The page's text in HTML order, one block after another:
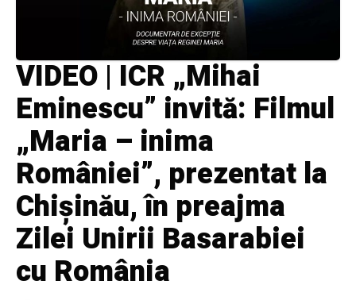
VIDEO | ICR „Mihai
Eminescu” invită: Filmul
„Maria – inima
României”, prezentat la
Chișinău, în preajma
Zilei Unirii Basarabiei
cu România